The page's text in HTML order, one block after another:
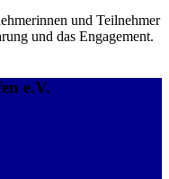
und Teilnehmer
und das Engagement.
e.V.